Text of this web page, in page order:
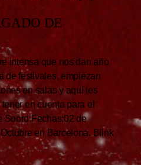
DE
intensa que nos dan año
de festivales, empiezan
en salas y aquí les
en cuenta para el
Soord Fechas:02 de
en Barcelona. Blink